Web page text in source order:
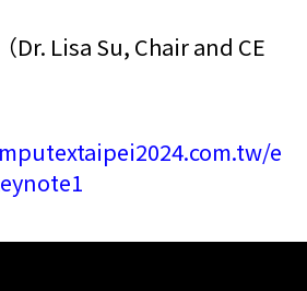
Dr. Lisa Su, Chair and CE
e